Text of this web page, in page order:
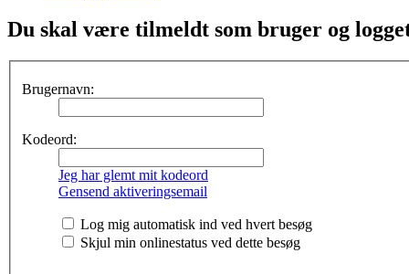
Du skal være tilmeldt som bruger og
Brugernavn:
Kodeord:
Jeg har glemt mit kodeord
Gensend aktiveringsemail
Log mig automatisk ind ved hvert besøg
Skjul min onlinestatus ved dette besøg